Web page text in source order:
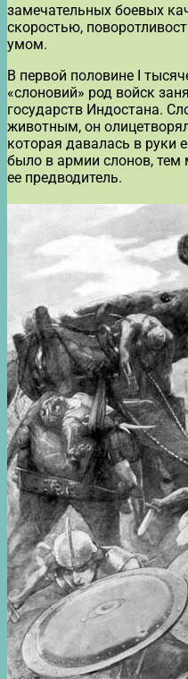
замечательных боевых
скоростью,
умом.
В первой половине I
«слоновий» род войск
государств Индостана.
животным, он
которая давалась в руки
было в армии слонов, тем
ее предводитель.